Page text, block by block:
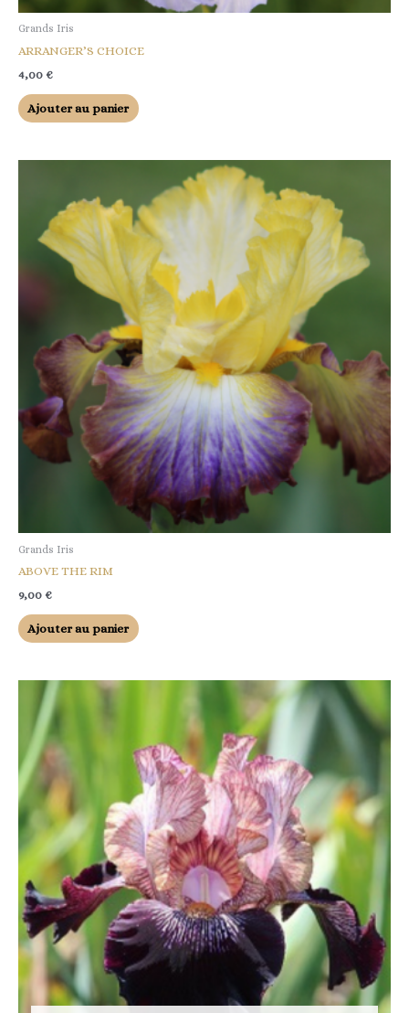
Grands Iris
ARRANGER’S CHOICE
4,00 €
Ajouter au panier
Grands Iris
ABOVE THE RIM
9,00 €
Ajouter au panier